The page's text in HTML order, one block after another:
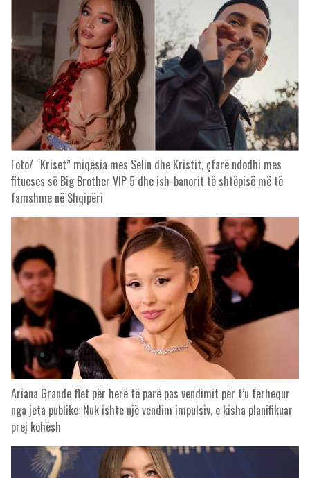
Foto/ “Kriset” miqësia mes Selin dhe Kristit, çfarë ndodhi mes
fitueses së Big Brother VIP 5 dhe ish-banorit të shtëpisë më të
famshme në Shqipëri
Ariana Grande flet për herë të parë pas vendimit për t’u tërhequr
nga jeta publike: Nuk ishte një vendim impulsiv, e kisha planifikuar
prej kohësh